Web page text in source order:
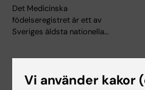
Det Medicinska
födelseregistret är ett av
Sveriges äldsta nationella…
Vi använder kakor